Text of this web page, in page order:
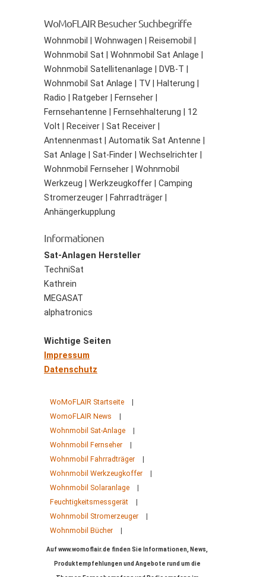
WoMoFLAIR Besucher Suchbegriffe
Wohnmobil | Wohnwagen | Reisemobil |
Wohnmobil Sat | Wohnmobil Sat Anlage |
Wohnmobil Satellitenanlage | DVB-T |
Wohnmobil Sat Anlage | TV | Halterung |
Radio | Ratgeber | Fernseher |
Fernsehantenne | Fernsehhalterung | 12
Volt | Receiver | Sat Receiver |
Antennenmast | Automatik Sat Antenne |
Sat Anlage | Sat-Finder | Wechselrichter |
Wohnmobil Fernseher | Wohnmobil
Werkzeug | Werkzeugkoffer | Camping
Stromerzeuger | Fahrradträger |
Anhängerkupplung
Informationen
Sat-Anlagen Hersteller
TechniSat
Kathrein
MEGASAT
alphatronics
Wichtige Seiten
Impressum
Datenschutz
WoMoFLAIR Startseite
WomoFLAIR News
Wohnmobil Sat-Anlage
Wohnmobil Fernseher
Wohnmobil Fahrradträger
Wohnmobil Werkzeugkoffer
Wohnmobil Solaranlage
Feuchtigkeitsmessgerät
Wohnmobil Stromerzeuger
Wohnmobil Bücher
Auf www.womoflair.de finden Sie Informationen, News,
Produktempfehlungen und Angebote rund um die